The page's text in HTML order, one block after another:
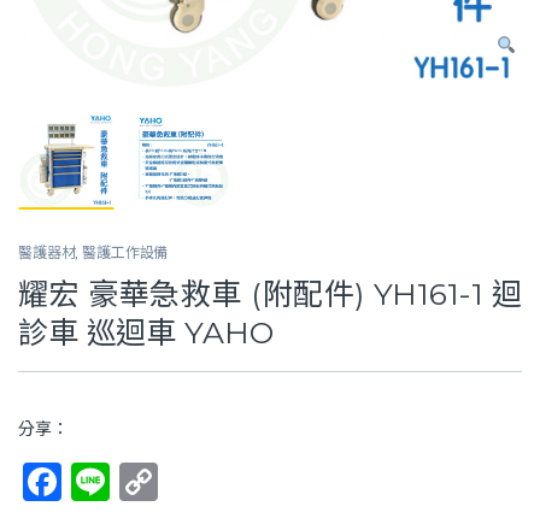
醫護器材,醫護工作設備
耀宏 豪華急救車 (附配件) YH161-1 迴
診車 巡迴車 YAHO
分享：
F
Li